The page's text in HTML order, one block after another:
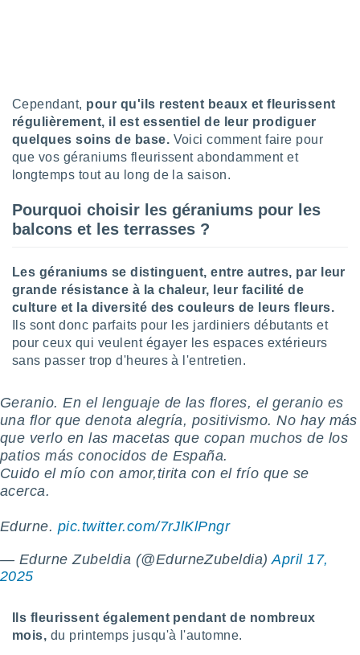
en
de
à
le
des
au
les
pas
vous
à
cas,
Cependant, pour qu'ils restent beaux et fleurissent
régulièrement, il est essentiel de leur prodiguer
quelques soins de base. Voici comment faire pour
que vos géraniums fleurissent abondamment et
longtemps tout au long de la saison.
Pourquoi choisir les géraniums pour les
balcons et les terrasses ?
Les géraniums se distinguent, entre autres, par leur
grande résistance à la chaleur, leur facilité de
culture et la diversité des couleurs de leurs fleurs.
Ils sont donc parfaits pour les jardiniers débutants et
pour ceux qui veulent égayer les espaces extérieurs
sans passer trop d'heures à l'entretien.
Geranio. En el lenguaje de las flores, el geranio es
una flor que denota alegría, positivismo. No hay más
que verlo en las macetas que copan muchos de los
patios más conocidos de España.
Cuido el mío con amor,tirita con el frío que se
acerca.
Edurne. pic.twitter.com/7rJlKlPngr
— Edurne Zubeldia (@EdurneZubeldia)April 17,
2025
Ils fleurissent également pendant de nombreux
mois, du printemps jusqu'à l'automne.